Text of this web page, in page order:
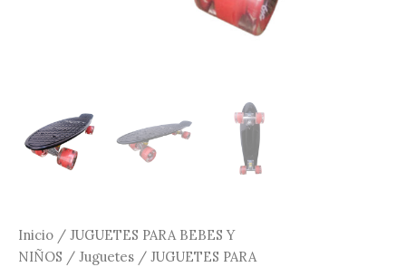
Inicio / JUGUETES PARA BEBES Y
NIÑOS / Juguetes / JUGUETES PARA